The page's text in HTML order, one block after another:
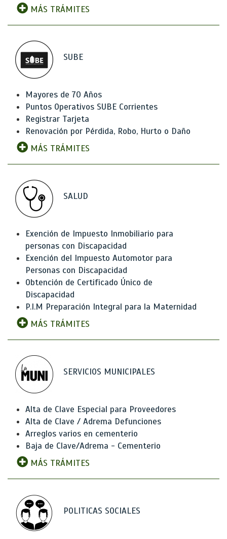
MÁS TRÁMITES
SUBE
Mayores de 70 Años
Puntos Operativos SUBE Corrientes
Registrar Tarjeta
Renovación por Pérdida, Robo, Hurto o Daño
MÁS TRÁMITES
SALUD
Exención de Impuesto Inmobiliario para
personas con Discapacidad
Exención del Impuesto Automotor para
Personas con Discapacidad
Obtención de Certificado Único de
Discapacidad
P.I.M Preparación Integral para la Maternidad
MÁS TRÁMITES
SERVICIOS MUNICIPALES
Alta de Clave Especial para Proveedores
Alta de Clave / Adrema Defunciones
Arreglos varios en cementerio
Baja de Clave/Adrema - Cementerio
MÁS TRÁMITES
POLITICAS SOCIALES